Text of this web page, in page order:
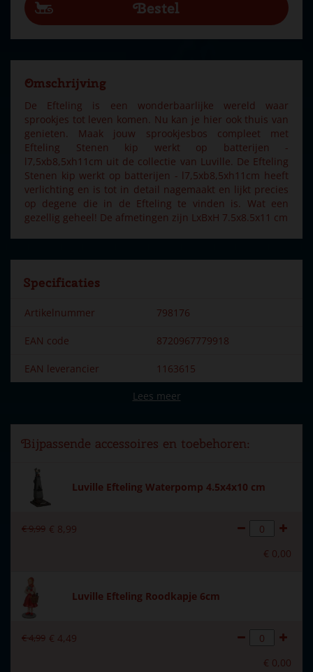
Omschrijving
De Efteling is een wonderbaarlijke wereld waar
sprookjes tot leven komen. Nu kan je hier ook thuis van
genieten. Maak jouw sprookjesbos compleet met
Efteling Stenen kip werkt op batterijen -
l7,5xb8,5xh11cm uit de collectie van Luville. De Efteling
Stenen kip werkt op batterijen - l7,5xb8,5xh11cm heeft
verlichting en is tot in detail nagemaakt en lijkt precies
op degene die in de Efteling te vinden is. Wat een
gezellig geheel! De afmetingen zijn LxBxH 7.5x8.5x11 cm
Specificaties
Artikelnummer 798176
EAN code 8720967779918
EAN leverancier 1163615
Efteling
Dorpsnaam Efteling
Soort Bebouwing
Introductiejaar 2024
Met verlichting
Met beweging
Voeding
Batterijen 2xAA 1.5V / 3V
Formaat (L x B x H) 7.5x8.5x11 cm
Lees meer
Bijpassende accessoires en toebehoren:
Luville Efteling Waterpomp 4.5x4x10 cm
€9,99 € 8,99
€ 0,00
Luville Efteling Roodkapje 6cm
€4,99 € 4,49
€ 0,00